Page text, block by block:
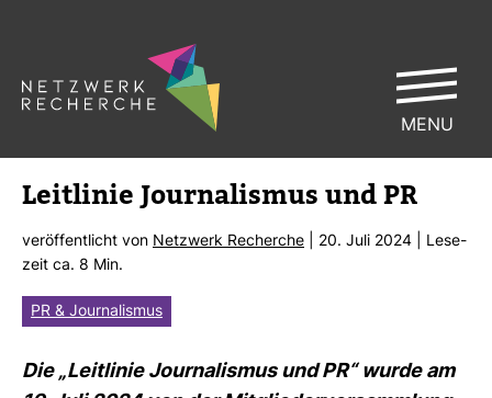
Leit­linie Jour­na­lismus und PR
ver­öf­fent­licht von Netz­werk Recherche | 20. Juli 2024 | Lese­
zeit ca. 8 Min.
PR & Journalismus
Die „Leit­linie Jour­na­lismus und PR“ wurde am
MENU